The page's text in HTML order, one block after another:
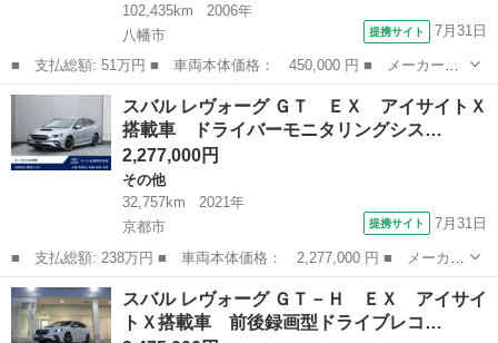
102,435km
2006年
八幡市
提携サイト 7月31日
■ 支払総額: 51万円 ■ 車両本体価格： 450,000 円 ■ メーカー
名： スバル ■ 車種名： サンバートラック ■ グレード名： Ｓ
ＤＸ－ＳＣ ４ＷＤ エアコン パワステ エアバック ■ 排気
量： 660cc ...
京都 八幡市 サンバー
スバル レヴォーグ ＧＴ ＥＸ アイサイトＸ
搭載車 ドライバーモニタリングシス…
2,277,000円
その他
32,757km
2021年
京都市
提携サイト 7月31日
■ 支払総額: 238万円 ■ 車両本体価格： 2,277,000 円 ■ メーカー
名： スバル ■ 車種名： レヴォーグ ■ グレード名： ＧＴ Ｅ
Ｘ アイサイトＸ搭載車 ドライバーモニタリングシステム 運転席
パワーシー...
京都 京都市
スバル レヴォーグ ＧＴ－Ｈ ＥＸ アイサイ
トＸ搭載車 前後録画型ドライブレコ…